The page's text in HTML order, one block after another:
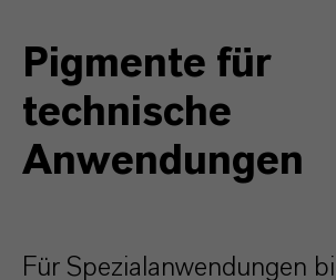
Pigmente für
technische
Anwendungen
Für Spezialanwendungen